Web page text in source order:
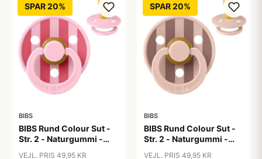
SPAR 20%
BIBS
BIBS Rund Colour Sut -
Str. 2 - Naturgummi -
VEJL. PRIS 49,95 KR
SPAR 20%
BIBS
BIBS Rund Colour Sut -
Str. 2 - Naturgummi -
VEJL. PRIS 49,95 KR